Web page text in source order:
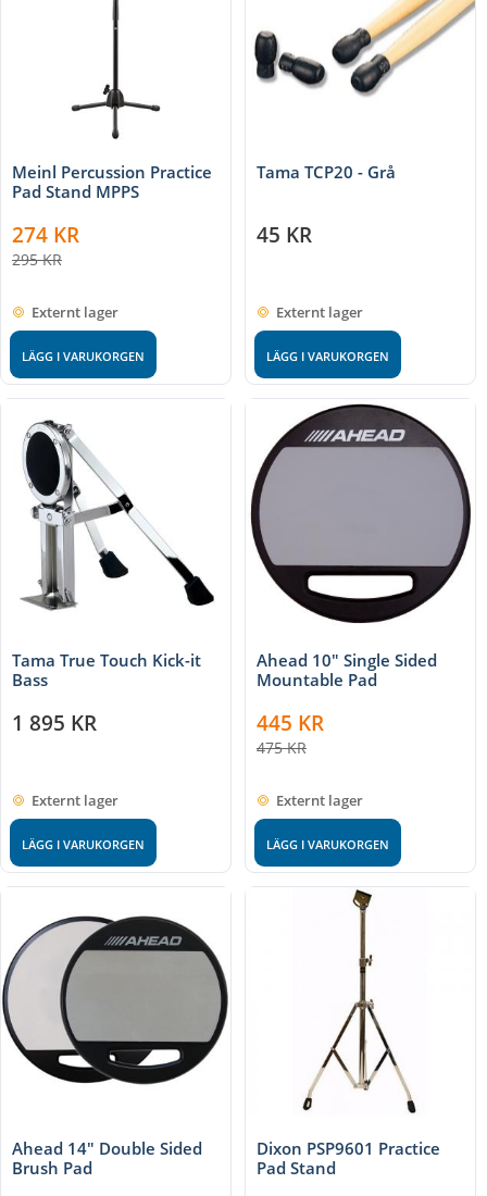
Meinl Percussion Practice
Pad Stand MPPS
274 KR
295KR
Externt lager
LÄGG I VARUKORGEN
Tama TCP20 - Grå
45 KR
Externt lager
LÄGG I VARUKORGEN
Tama True Touch Kick-it
Bass
1 895 KR
Externt lager
LÄGG I VARUKORGEN
Ahead 10" Single Sided
Mountable Pad
445 KR
475KR
Externt lager
LÄGG I VARUKORGEN
Ahead 14" Double Sided
Brush Pad
Dixon PSP9601 Practice
Pad Stand